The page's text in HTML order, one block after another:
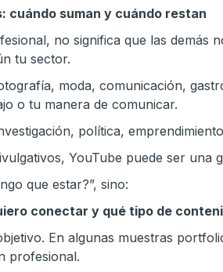
suman y cuándo restan
no significa que las
tu sector.
moda, comunicación,
o tu manera de comunicar.
política,
YouTube puede ser una
que estar?”, sino:
conectar y qué tipo de
En algunas muestras
profesional.